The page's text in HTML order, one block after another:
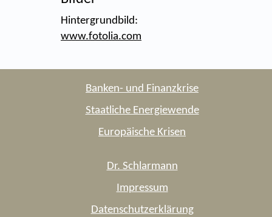
Hintergrundbild:
www.fotolia.com
Banken- und Finanzkrise
Staatliche Energiewende
Europäische Krisen
Dr. Schlarmann
Impressum
Datenschutzerklärung